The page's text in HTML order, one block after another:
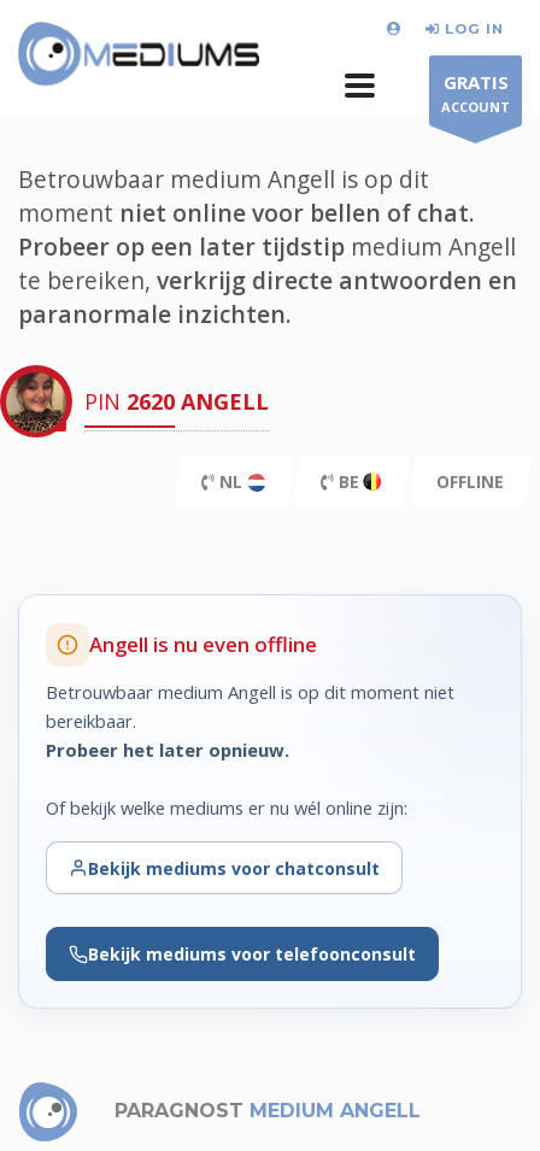
LOG IN
GRATIS
ACCOUNT
Betrouwbaar medium Angell is op dit
moment niet online voor bellen of chat.
Probeer op een later tijdstip medium Angell
te bereiken, verkrijg directe antwoorden en
paranormale inzichten.
PIN 2620 ANGELL
NL BE OFFLINE
Angell is nu even offline
Betrouwbaar medium Angell is op dit moment niet
bereikbaar.
Probeer het later opnieuw.
Of bekijk welke mediums er nu wél online zijn:
Bekijk mediums voor chatconsult
Bekijk mediums voor telefoonconsult
PARAGNOST MEDIUM ANGELL